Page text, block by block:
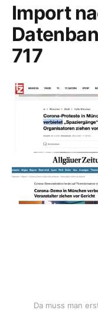
Import
717
Da muss man